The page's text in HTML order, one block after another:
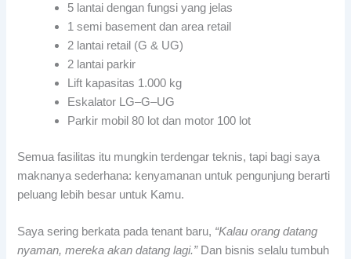
5 lantai dengan fungsi yang jelas
1 semi basement dan area retail
2 lantai retail (G & UG)
2 lantai parkir
Lift kapasitas 1.000 kg
Eskalator LG–G–UG
Parkir mobil 80 lot dan motor 100 lot
Semua fasilitas itu mungkin terdengar teknis, tapi bagi saya
maknanya sederhana: kenyamanan untuk pengunjung berarti
peluang lebih besar untuk Kamu.
Saya sering berkata pada tenant baru, “Kalau orang datang
nyaman, mereka akan datang lagi.”Dan bisnis selalu tumbuh